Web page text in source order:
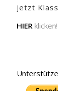
Jetzt
HIER klicken!